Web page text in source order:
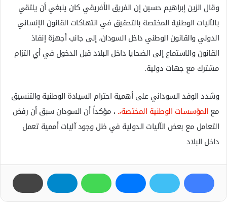
وقال الزين إبراهيم حسين إن الفريق الأفريقي كان ينبغي أن يلتقي
بالآليات الوطنية المختصة بالتحقيق في انتهاكات القانون الإنساني
الدولي والقانون الوطني داخل السودان، إلى جانب أجهزة إنفاذ
القانون والاستماع إلى الضحايا داخل البلاد قبل الدخول في أي التزام
مشترك مع جهات دولية.
وشدد الوفد السوداني على أهمية احترام السيادة الوطنية والتنسيق
مع المؤسسات الوطنية المختصة،.، مؤكداً أن السودان سبق أن رفض
التعامل مع بعض الآليات الدولية في ظل وجود آليات أممية تعمل
داخل البلاد